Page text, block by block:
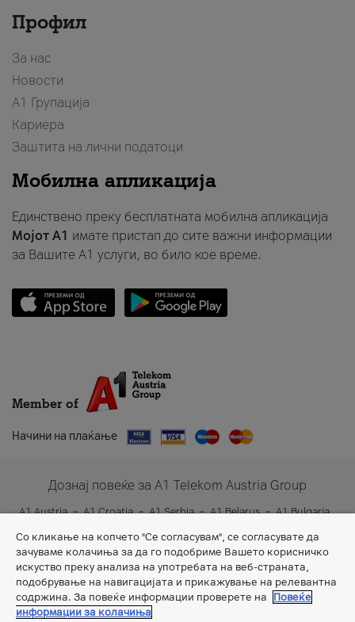
Профил
За нас
Новости
А1 Групација
Кариера
Заштита на лични податоци
Мобилна апликација
Единствено преку бесплатната мобилна апликација
Мојот A1 имате пристап до сите важни информации
за Вашите A1 услуги, во било кое време.
Member of
Начини на плаќање
Дознај повеќе за A1 Telekom Austria Group
A1 Austria A1 Croatia A1 Serbia A1 Belarus
A1 Bulgaria
A1 Slovenia
A1 Digital
Со кликање на копчето "Се согласувам", се согласувате да
зачуваме колачиња за да го подобриме Вашето корисничко
искуство преку анализа на употребата на веб-страната,
подобрување на навигацијата и прикажување на релевантна
содржина. За повеќе информации проверете на
Повеќе
информации за колачиња